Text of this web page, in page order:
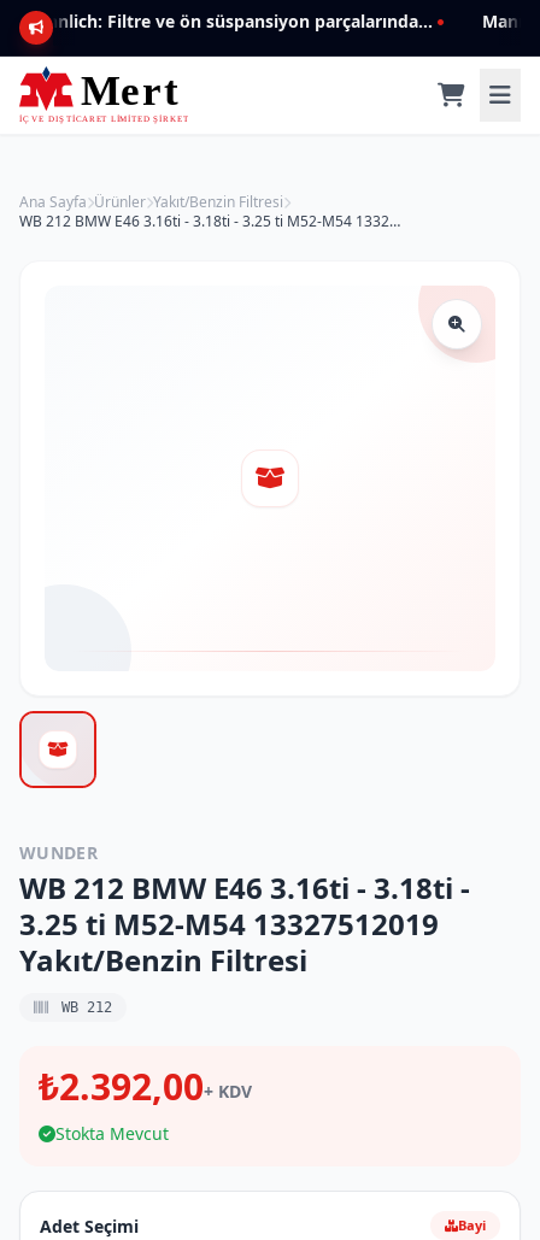
Mannlich: Filtre ve ön süspansiyon parçalarında genişleyen ürün yelpazesiyle kalite ve güven.
Ana Sayfa Ürünler Yakıt/Benzin Filtresi
WB 212 BMW E46 3.16ti - 3.18ti - 3.25 ti M52-M54 13327512019 Yakıt/Benzin Filtresi
WUNDER
WB 212 BMW E46 3.16ti - 3.18ti -
3.25 ti M52-M54 13327512019
Yakıt/Benzin Filtresi
WB 212
₺2.392,00+ KDV
Stokta Mevcut
Adet Seçimi Bayi